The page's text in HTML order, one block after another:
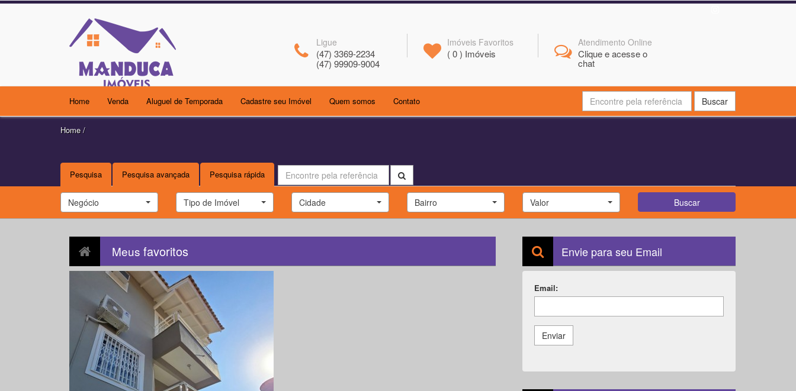
Ligue
(47) 3369-2234
(47) 99909-9004
Imóveis Favoritos
(0) Imóveis
Atendimento Online
Clique e acesse o
chat
Home Venda Aluguel de Temporada Cadastre seu Imóvel (current)Quem somos (current)Contato Buscar
Home/
Pesquisa Pesquisa avançada Pesquisa rápida
Negócio Tipo de Imóvel Cidade Bairro Valor Buscar
Meus favoritos Envie para seu Email
Email:
Enviar